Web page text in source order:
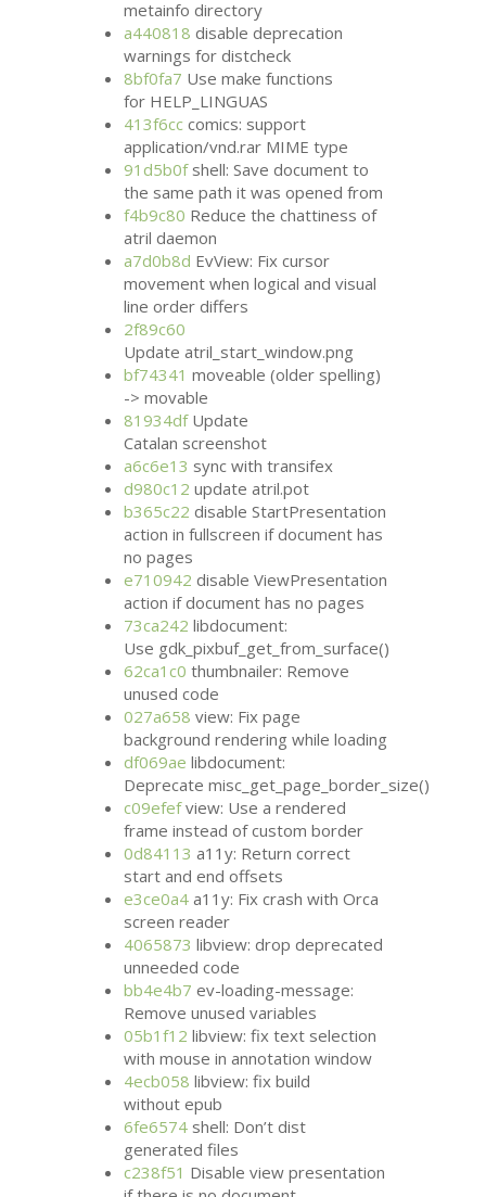
metainfo directory
a440818 disable deprecation
warnings for distcheck
8bf0fa7 Use make functions
for HELP_LINGUAS
413f6cc comics: support
application/vnd.rar MIME type
91d5b0fshell: Save document to
the same path it was opened from
f4b9c80 Reduce the chattiness of
atril daemon
a7d0b8d EvView: Fix cursor
movement when logical and visual
line order differs
2f89c60
Update atril_start_window.png
bf74341 moveable (older spelling)
-> movable
81934dfUpdate
Catalan screenshot
a6c6e13 sync with transifex
d980c12 update atril.pot
b365c22 disable StartPresentation
action in fullscreen if document has
no pages
e710942 disable ViewPresentation
action if document has no pages
73ca242 libdocument:
Use gdk_pixbuf_get_from_surface()
62ca1c0 thumbnailer: Remove
unused code
027a658 view: Fix page
background rendering while loading
df069ae libdocument:
Deprecate misc_get_page_border_size()
c09efefview: Use a rendered
frame instead of custom border
0d84113 a11y: Return correct
start and end offsets
e3ce0a4 a11y: Fix crash with Orca
screen reader
4065873 libview: drop deprecated
unneeded code
bb4e4b7 ev-loading-message:
Remove unused variables
05b1f12 libview: fix text selection
with mouse in annotation window
4ecb058 libview: fix build
without epub
6fe6574 shell: Don’t dist
generated files
c238f51 Disable view presentation